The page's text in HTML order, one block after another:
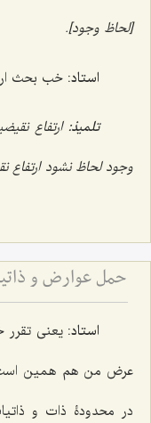
[لحاظ وجود].
استاد: خب بحث
تلمیذ:ارتفاع
وجود لحاظ نشود ارتفاع
استاد: یعنی
عرض من هم همین است
در محدودۀ ذات و